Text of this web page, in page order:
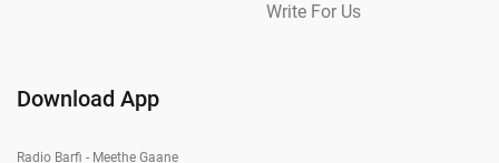
Write For Us
Download App
Radio Barfi - Meethe Gaane